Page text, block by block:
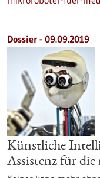
Dossier - 09.09.2019
Künstliche
Assistenz für die